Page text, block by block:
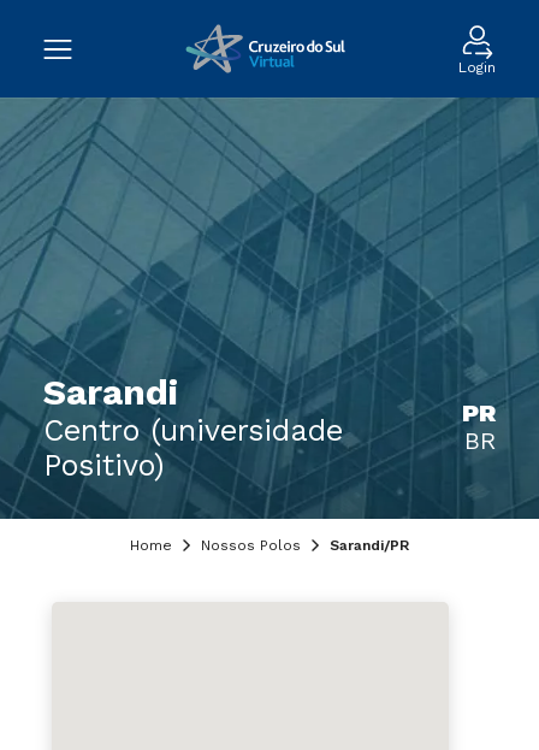
Login
Sarandi
Centro (universidade
Positivo)
PR
BR
Home Nossos Polos Sarandi/PR